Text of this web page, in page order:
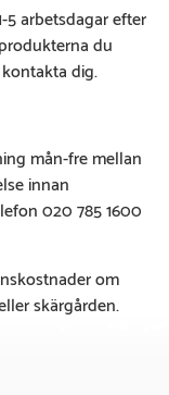
arbetsdagar efter
du
dig.
mån-fre mellan
innan
020 785 1600
om
skärgården.